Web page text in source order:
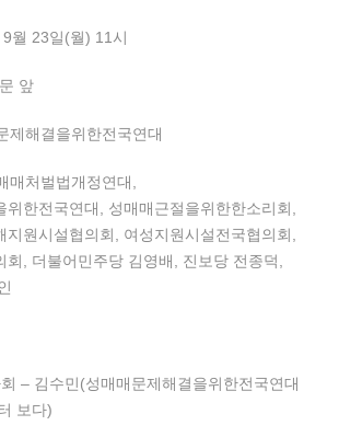
월 23일(월) 11시
앞
해결을위한전국연대
처벌법개정연대,
위한전국연대, 성매매근절을위한한소리회,
지원시설협의회, 여성지원시설전국협의회,
회, 더불어민주당 김영배, 진보당 전종덕,
– 김수민(성매매문제해결을위한전국연대
보다)